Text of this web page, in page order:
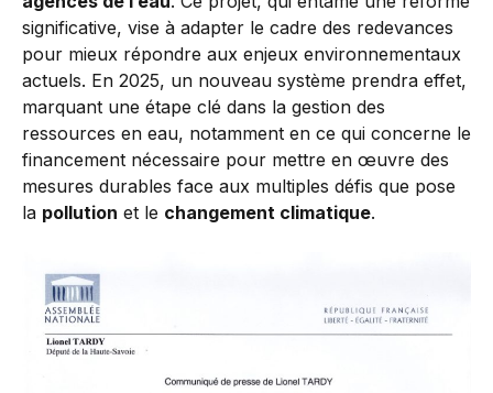
significative, vise à adapter le cadre des redevances
pour mieux répondre aux enjeux environnementaux
actuels. En 2025, un nouveau système prendra effet,
marquant une étape clé dans la gestion des
ressources en eau, notamment en ce qui concerne le
financement nécessaire pour mettre en œuvre des
mesures durables face aux multiples défis que pose
la pollution et le changement climatique.